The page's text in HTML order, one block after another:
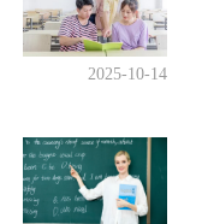
2025-10-14